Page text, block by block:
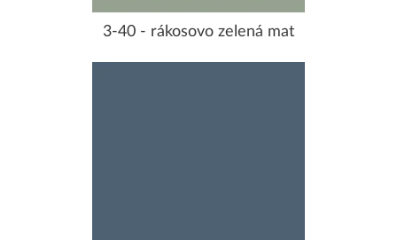
3-40 - rákosovo zelená mat